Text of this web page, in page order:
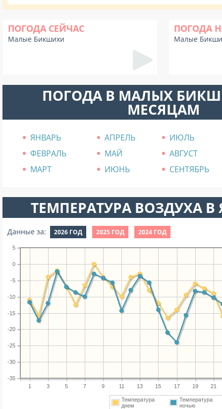
ПОГОДА СЕЙЧАС
Малые Бикшихи
ПОГОДА
Малые
ПОГОДА В МАЛЫХ
МЕСЯЦАМ
ЯНВАРЬ АПРЕЛЬ
ИЮЛЬ
ФЕВРАЛЬ
МАЙ
АВГУСТ
МАРТ
ИЮНЬ СЕНТЯБРЬ
ТЕМПЕРАТУРА ВОЗДУХА В
Данные за: 2026 ГОД 2025 ГОД 2024 ГОД
1 3 5 7 9 11 13 15 17 19 21
-35
-30
-25
-20
-15
-10
-5
0
5
Температура
днем
Температура
ночью